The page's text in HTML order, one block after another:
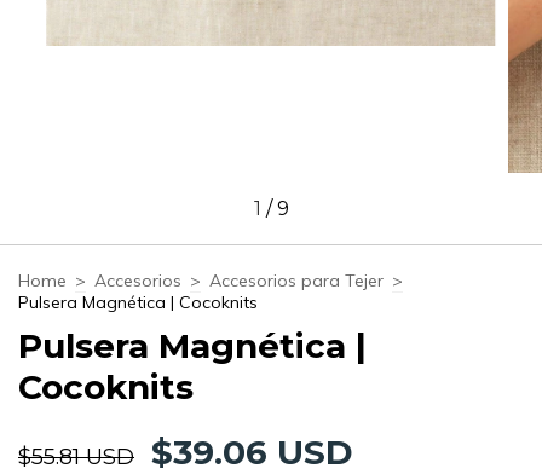
1 /9
Home > Accesorios > Accesorios para Tejer >
Pulsera Magnética | Cocoknits
Pulsera Magnética |
Cocoknits
$55.81 USD $39.06 USD